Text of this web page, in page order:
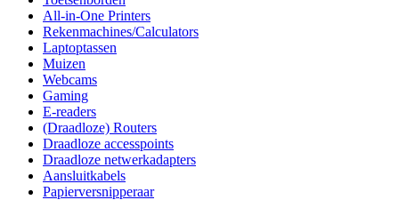
All-in-One Printers
Rekenmachines/Calculators
Laptoptassen
Muizen
Webcams
Gaming
E-readers
(Draadloze) Routers
Draadloze accesspoints
Draadloze netwerkadapters
Aansluitkabels
Papierversnipperaar